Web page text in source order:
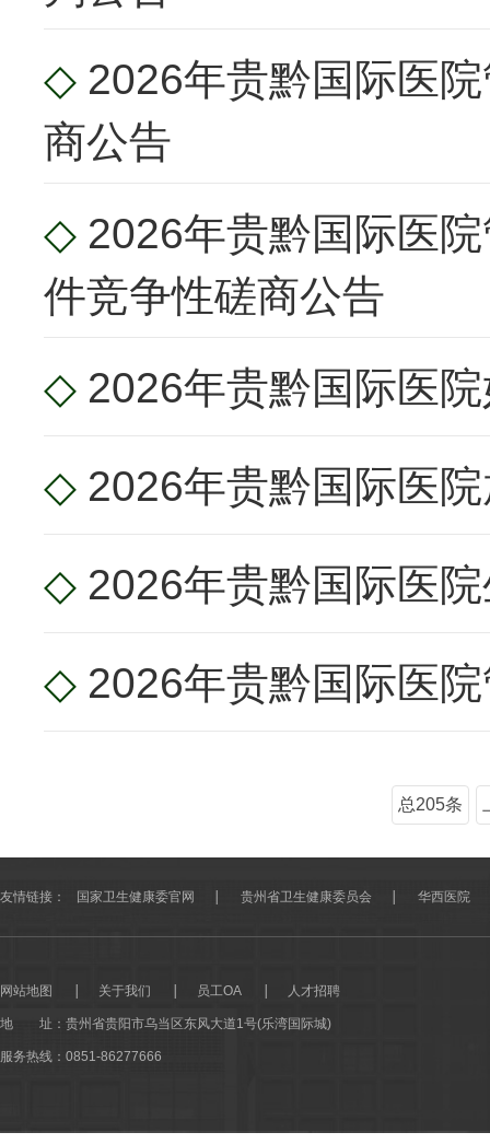
◇ 2026年贵黔国际医
商公告
◇ 2026年贵黔国际医
件竞争性磋商公告
◇ 2026年贵黔国际医
◇ 2026年贵黔国际医
◇ 2026年贵黔国际医
◇ 2026年贵黔国际医
总205条
友情链接： 国家卫生健康委官网 贵州省卫生健康委员会 华西医院
网站地图 关于我们 员工OA 人才招聘
地 址： 贵州省贵阳市乌当区东风大道1号(乐湾国际城)
服务热线：0851-86277666